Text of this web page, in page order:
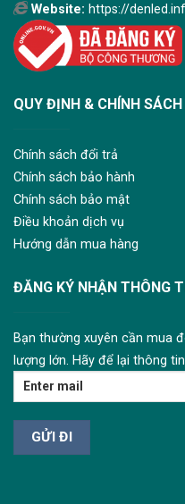
Website: https://
QUY ĐỊNH & CHÍNH SÁCH
Chính sách đổi trả
Chính sách bảo hành
Chính sách bảo mật
Điều khoản dịch vụ
Hướng dẫn mua hàng
ĐĂNG KÝ NHẬN THÔNG
Bạn thường xuyên cần mua
lượng lớn. Hãy để lại thông